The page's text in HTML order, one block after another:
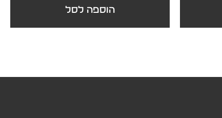
הוספה לסל